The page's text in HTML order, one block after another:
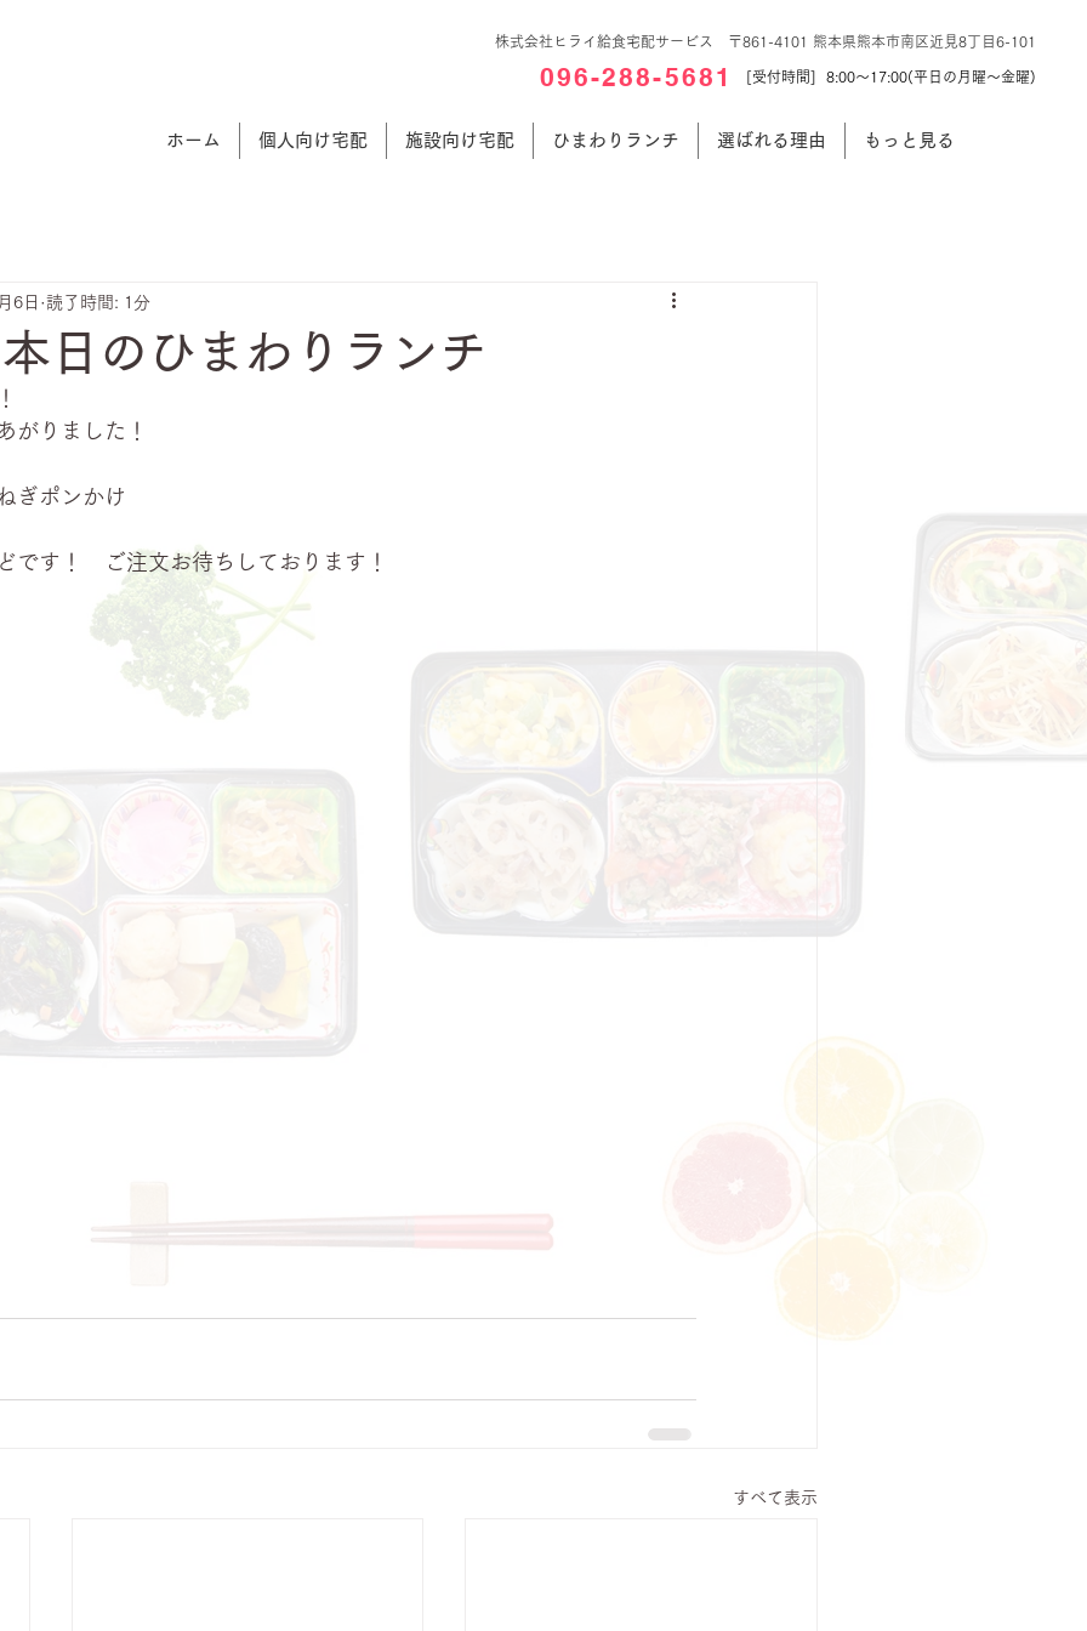
株式会社ヒライ給食宅配サービス 〒861-4101 熊本県熊本市南区近見8丁目6-101
096-288-5681 [受付時間] 8:00～17:00(平日の月曜～金曜)
ホーム 個人向け宅配 施設向け宅配 ひまわりランチ 選ばれる理由 もっと見る
日のひまわりランチ
6日 読了時間: 1分
がりました！
ぎポンかけ
です！　ご注文お待ちしております！
すべて表示